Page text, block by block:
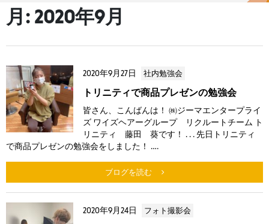
月: 2020年9月
2020年9月27日 社内勉強会
トリニティで商品プレゼンの勉強会
皆さん、こんばんは！ ㈱ジーマエンタープライ
ズ ワイズヘアーグループ リクルートチーム ト
リニティ 藤田 葵です！ . . . 先日トリニティ
で商品プレゼンの勉強会をしました！ ….
ブログを読む
2020年9月24日 フォト撮影会